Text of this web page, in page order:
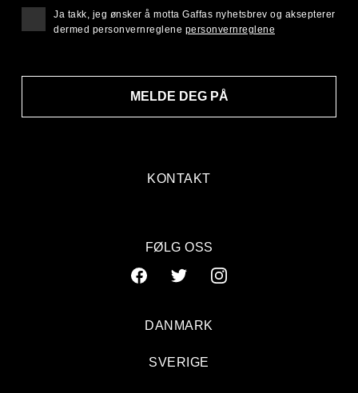
KONTAKT
MELDE DEG PÅ
Ja takk, jeg ønsker å motta Gaffas nyhetsbrev og aksepterer
dermed personvernreglene personvernreglene
FØLG OSS
DANMARK
SVERIGE